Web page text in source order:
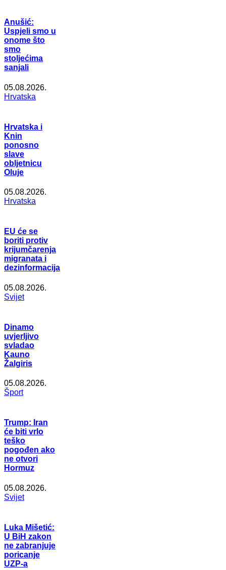
Anušić:
Uspjeli smo u
onome što
smo
stoljećima
sanjali
05.08.2026.
Hrvatska
Hrvatska i
Knin
ponosno
slave
obljetnicu
Oluje
05.08.2026.
Hrvatska
EU će se
boriti protiv
krijumčarenja
migranata i
dezinformacija
05.08.2026.
Svijet
Dinamo
uvjerljivo
svladao
Kauno
Žalgiris
05.08.2026.
Šport
Trump: Iran
će biti vrlo
teško
pogođen ako
ne otvori
Hormuz
05.08.2026.
Svijet
Luka Mišetić:
U BiH zakon
ne zabranjuje
poricanje
UZP-a